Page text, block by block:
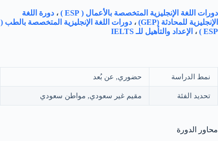
دورات اللغة الإنجليزية المتخصصة بالأعمال ( ESP ) ، دورة اللغة
الإنجليزية للمحادثة (GEP)
، دورات اللغة الإنجليزية المتخصصة بالطب (
ESP )
، الإعداد والتأهيل للـ IELTS
نمط الدراسة حضوري, عن بُعد
تحديد الفئة مقيم غير سعودي, مواطن سعودي
محاور الدورة